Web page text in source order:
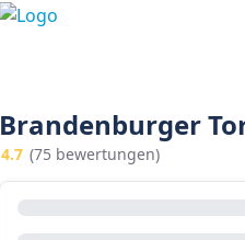
Brandenburger
4.7 (75 bewertungen)